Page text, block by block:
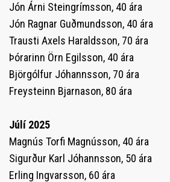
Jón Árni Steingrímsson, 40 ára
Jón Ragnar Guðmundsson, 40 ára
Trausti Axels Haraldsson, 70 ára
Þórarinn Örn Egilsson, 40 ára
Björgólfur Jóhannsson, 70 ára
Freysteinn Bjarnason, 80 ára
Júlí 2025
Magnús Torfi Magnússon, 40 ára
Sigurður Karl Jóhannsson, 50 ára
Erling Ingvarsson, 60 ára